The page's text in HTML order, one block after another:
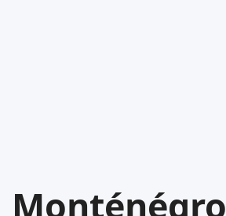
Monténégro